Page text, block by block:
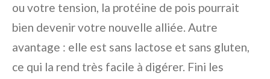
ou votre tension, la protéine de pois pourrait
bien devenir votre nouvelle alliée. Autre
avantage : elle est sans lactose et sans gluten,
ce qui la rend très facile à digérer. Fini les